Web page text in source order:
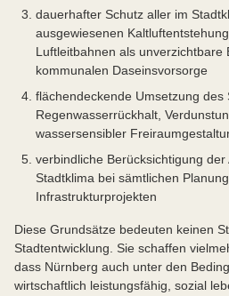
dauerhafter Schutz aller im
ausgewiesenen
Luftleitbahnen als unverzichtbare
kommunalen Daseinsvorsorge
flächendeckende Umsetzung
Regenwasserrückhalt,
wassersensibler
verbindliche Berücksichtigung
Stadtklima bei sämtlichen
Infrastrukturprojekten
Diese Grundsätze bedeuten keinen
Stadtentwicklung. Sie schaffen
dass Nürnberg auch unter den
wirtschaftlich leistungsfähig, sozial